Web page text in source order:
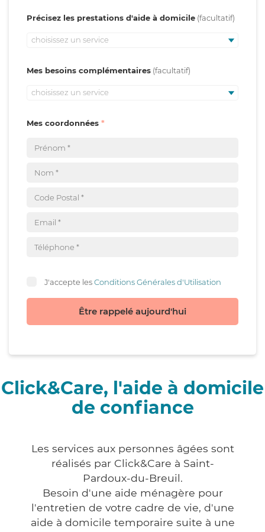
Précisez les prestations d'aide à domicile
choisissez un service
Mes besoins complémentaires
choisissez un service
Mes coordonnées
J'accepte lesConditions Générales d'Utilisation
Être rappelé aujourd'hui
Click&Care, l'aide à domicile
de confiance
Les services aux personnes âgées sont
réalisés par Click&Care à Saint-
Pardoux-du-Breuil.
Besoin d'une aide ménagère pour
l'entretien de votre cadre de vie, d'une
aide à domicile temporaire suite à une